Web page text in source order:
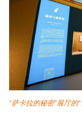
“萨卡拉的秘密”展厅的